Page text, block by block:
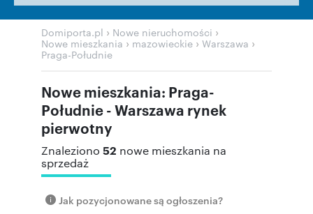
Domiporta.pl › Nowe nieruchomości ›
Nowe mieszkania › mazowieckie › Warszawa ›
Praga-Południe
Nowe mieszkania: Praga-
Południe - Warszawa rynek
pierwotny
Znaleziono 52 nowe mieszkania na
sprzedaż
Jak pozycjonowane są ogłoszenia?